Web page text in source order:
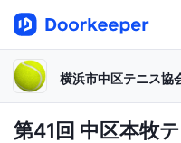
横浜市中区テニス協
第41回 中区本牧